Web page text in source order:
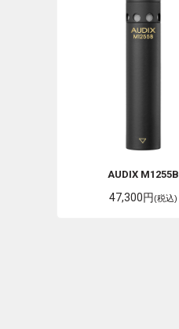
AUDIX M1255B
47,300円(税込)